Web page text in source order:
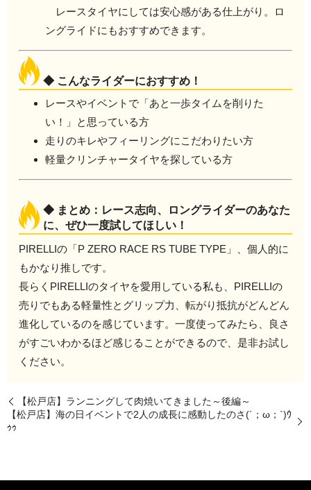
レースタイヤにしては安心感がある仕上がり。ロ
ングライドにもおすすめできます。
◆ こんなライダーにおすすめ！
レースやイベントで「あと一歩タイムを削りた
い！」と思っている方
走りのキレやフィーリングにこだわりたい方
軽量クリンチャータイヤを探している方
◆ まとめ：レース志向、ロングライダーのあなた
に、ぜひ一度試してほしい！
PIRELLIの「P ZERO RACE RS TUBE TYPE」、個人的に
もかなり推しです。
長らくPIRELLIのタイヤを愛用している私も、PIRELLIの
売りでもある軽量性とグリップ力、転がり抵抗がどんどん
進化しているのを感じています。一度使ってみたら、良さ
がすごいわかるほど感じることができるので、是非お試し
ください。
【松戸店】ランニングして肉焼いてきました～後編～
【松戸店】海の日イベントで2人の成長に感動したのさ(´；ω；`)ｳ
ｩｩ